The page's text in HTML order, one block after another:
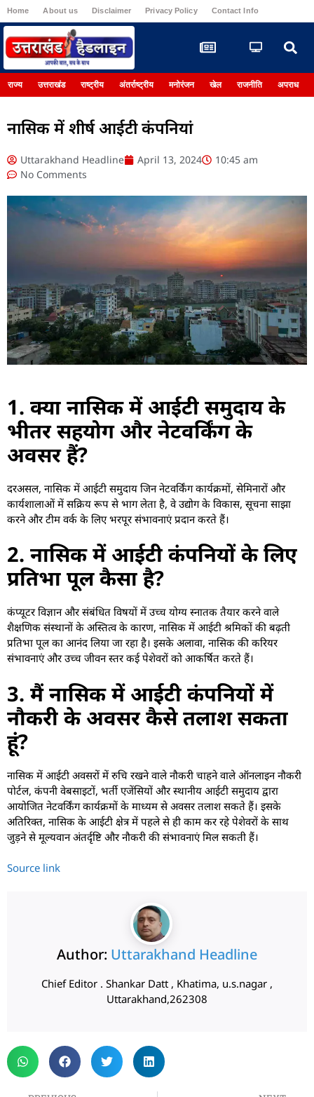
Home About us Disclaimer Privacy Policy Contact Info
राज्य उत्तराखंड राष्ट्रीय अंतर्राष्ट्रीय मनोरंजन खेल राजनीति अपराध
नासिक में शीर्ष आईटी कंपनियां
Uttarakhand Headline April 13, 2024
10:45 am
No Comments
1. क्या नासिक में आईटी समुदाय के
भीतर सहयोग और नेटवर्किंग के
अवसर हैं?
दरअसल, नासिक में आईटी समुदाय जिन नेटवर्किंग कार्यक्रमों, सेमिनारों और
कार्यशालाओं में सक्रिय रूप से भाग लेता है, वे उद्योग के विकास, सूचना साझा
करने और टीम वर्क के लिए भरपूर संभावनाएं प्रदान करते हैं।
2. नासिक में आईटी कंपनियों के लिए
प्रतिभा पूल कैसा है?
कंप्यूटर विज्ञान और संबंधित विषयों में उच्च योग्य स्नातक तैयार करने वाले
शैक्षणिक संस्थानों के अस्तित्व के कारण, नासिक में आईटी श्रमिकों की बढ़ती
प्रतिभा पूल का आनंद लिया जा रहा है। इसके अलावा, नासिक की करियर
संभावनाएं और उच्च जीवन स्तर कई पेशेवरों को आकर्षित करते हैं।
3. मैं नासिक में आईटी कंपनियों में
नौकरी के अवसर कैसे तलाश सकता
हूं?
नासिक में आईटी अवसरों में रुचि रखने वाले नौकरी चाहने वाले ऑनलाइन नौकरी
पोर्टल, कंपनी वेबसाइटों, भर्ती एजेंसियों और स्थानीय आईटी समुदाय द्वारा
आयोजित नेटवर्किंग कार्यक्रमों के माध्यम से अवसर तलाश सकते हैं। इसके
अतिरिक्त, नासिक के आईटी क्षेत्र में पहले से ही काम कर रहे पेशेवरों के साथ
जुड़ने से मूल्यवान अंतर्दृष्टि और नौकरी की संभावनाएं मिल सकती हैं।
Source link
Author: Uttarakhand Headline
Chief Editor . Shankar Datt , Khatima, u.s.nagar ,
Uttarakhand,262308